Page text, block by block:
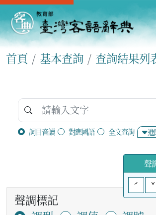
首頁 基本查詢 查詢結果列
詞目音讀 對應國語 全文查詢 進
聲
ˊ
ˇ
聲調標記